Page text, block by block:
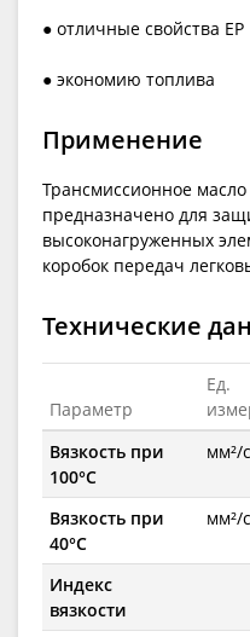
● отличные свойства EP
● экономию топлива
Применение
Трансмиссионное масло
предназначено для
высоконагруженных
коробок передач
Технические
Параметр
Ед.
Вязкость при
100°C
мм²/с
Вязкость при
40°C
мм²/с
Индекс
вязкости